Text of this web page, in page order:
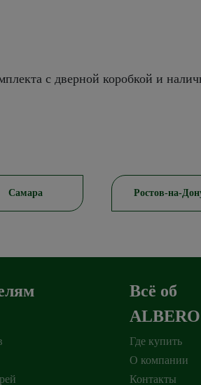
с дверной коробкой и
Ростов-на-Дону
Всё об
ALBERO
Где купить
О компании
Контакты